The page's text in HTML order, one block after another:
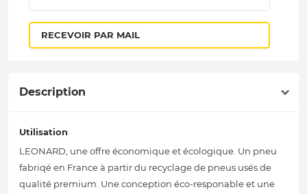
RECEVOIR PAR MAIL
Description
Utilisation
LEONARD, une offre économique et écologique. Un pneu
fabriqé en France à partir du recyclage de pneus usés de
qualité premium. Une conception éco-responable et une